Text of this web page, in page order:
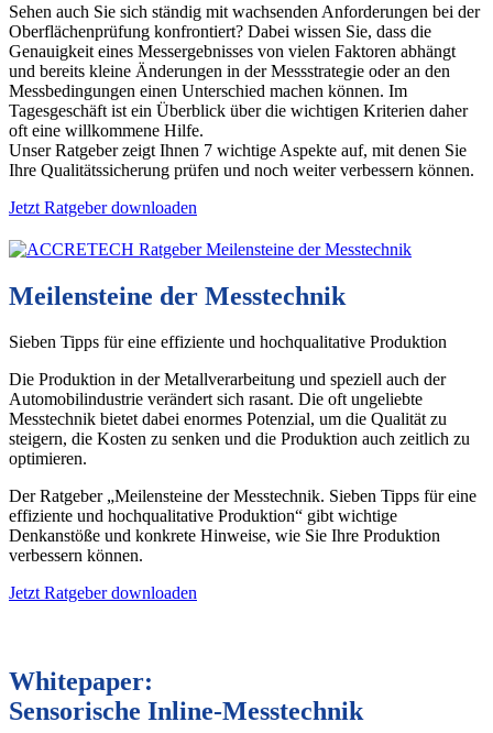
Sehen auch Sie sich ständig mit wachsenden Anforderungen bei der
Oberflächenprüfung konfrontiert? Dabei wissen Sie, dass die
Genauigkeit eines Messergebnisses von vielen Faktoren abhängt
und bereits kleine Änderungen in der Messstrategie oder an den
Messbedingungen einen Unterschied machen können. Im
Tagesgeschäft ist ein Überblick über die wichtigen Kriterien daher
oft eine willkommene Hilfe.
Unser Ratgeber zeigt Ihnen 7 wichtige Aspekte auf, mit denen Sie
Ihre Qualitätssicherung prüfen und noch weiter verbessern können.
Jetzt Ratgeber downloaden
Meilensteine der Messtechnik
Sieben Tipps für eine effiziente und hochqualitative Produktion
Die Produktion in der Metallverarbeitung und speziell auch der
Automobilindustrie verändert sich rasant. Die oft ungeliebte
Messtechnik bietet dabei enormes Potenzial, um die Qualität zu
steigern, die Kosten zu senken und die Produktion auch zeitlich zu
optimieren.
Der Ratgeber „Meilensteine der Messtechnik. Sieben Tipps für eine
effiziente und hochqualitative Produktion“ gibt wichtige
Denkanstöße und konkrete Hinweise, wie Sie Ihre Produktion
verbessern können.
Jetzt Ratgeber downloaden
Whitepaper:
Sensorische Inline-Messtechnik